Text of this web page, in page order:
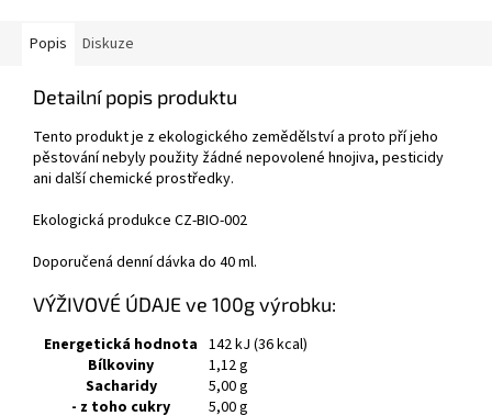
Popis Diskuze
Detailní popis produktu
Tento produkt je z ekologického zemědělství a proto pří jeho
pěstování nebyly použity žádné nepovolené hnojiva, pesticidy
ani další chemické prostředky.
Ekologická produkce CZ-BIO-002
Doporučená denní dávka do 40 ml.
VÝŽIVOVÉ ÚDAJE ve 100g výrobku:
Energetická hodnota 142 kJ (36 kcal)
Bílkoviny
1,12 g
Sacharidy
5,00 g
- z toho cukry
5,00 g